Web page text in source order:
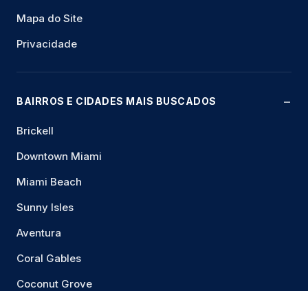
Mapa do Site
Privacidade
BAIRROS E CIDADES MAIS BUSCADOS
Brickell
Downtown Miami
Miami Beach
Sunny Isles
Aventura
Coral Gables
Coconut Grove